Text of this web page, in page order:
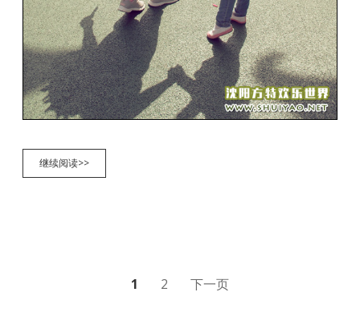
继续阅读>>沈
阳
1 2 下一页